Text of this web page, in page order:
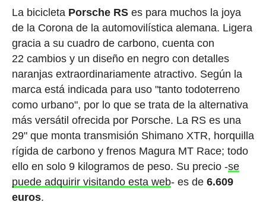
La bicicleta Porsche RSes para muchos la joya
de la Corona de la automovilística alemana. Ligera
gracia a su cuadro de carbono, cuenta con
22 cambios y un diseño en negro con detalles
naranjas extraordinariamente atractivo. Según la
marca está indicada para uso "tanto todoterreno
como urbano", por lo que se trata de la alternativa
más versátil ofrecida por Porsche. La RS es una
29" que monta transmisión Shimano XTR, horquilla
rígida de carbono y frenos Magura MT Race; todo
ello en solo 9 kilogramos de peso. Su precio -se
puede adquirir visitando esta web- es de 6.609
euros.